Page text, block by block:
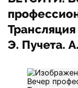
Э. Пучета.